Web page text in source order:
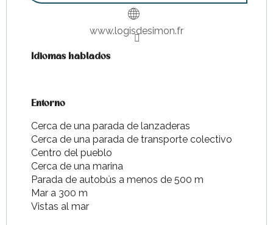
www.logisdesimon.fr
Idiomas hablados
Idiomas hablados
Entorno
Entorno
Cerca de una parada de lanzaderas
Cerca de una parada de transporte colectivo
Centro del pueblo
Cerca de una marina
Parada de autobús a menos de 500 m
Mar a 300 m
Vistas al mar